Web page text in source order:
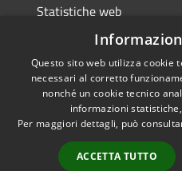
Statistiche web
Accessibilità
Privacy
Questo sito web utilizza cookie
necessari al corretto
nonché un cookie tecnico
informazioni
Per maggiori dettagli, può
ACCETTA TUTTO